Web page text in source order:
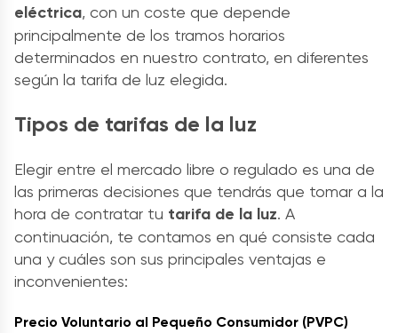
eléctrica, con un coste que depende
principalmente de los tramos horarios
determinados en nuestro contrato, en diferentes
según la tarifa de luz elegida.
Tipos de tarifas de la luz
Elegir entre el mercado libre o regulado es una de
las primeras decisiones que tendrás que tomar a la
hora de contratar tu tarifa de la luz. A
continuación, te contamos en qué consiste cada
una y cuáles son sus principales ventajas e
inconvenientes:
Precio Voluntario al Pequeño Consumidor (PVPC)